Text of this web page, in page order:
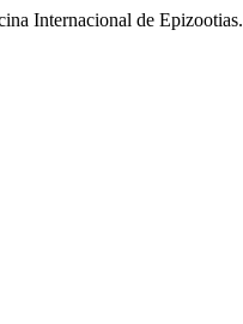
Internacional de Epizootias.